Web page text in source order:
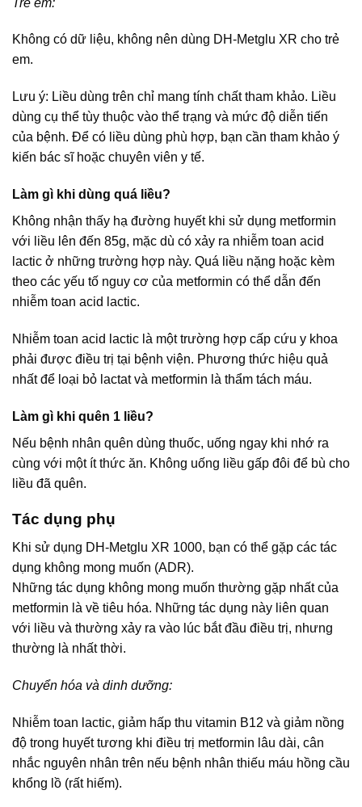
Không có dữ liệu, không nên dùng DH-Metglu XR cho trẻ
em.
Lưu ý: Liều dùng trên chỉ mang tính chất tham khảo. Liều
dùng cụ thể tùy thuộc vào thể trạng và mức độ diễn tiến
của bệnh. Để có liều dùng phù hợp, bạn cần tham khảo ý
kiến bác sĩ hoặc chuyên viên y tế.
Làm gì khi dùng quá liều?
Không nhận thấy hạ đường huyết khi sử dụng metformin
với liều lên đến 85g, mặc dù có xảy ra nhiễm toan acid
lactic ở những trường hợp này. Quá liều nặng hoặc kèm
theo các yếu tố nguy cơ của metformin có thể dẫn đến
nhiễm toan acid lactic.
Nhiễm toan acid lactic là một trường hợp cấp cứu y khoa
phải được điều trị tại bệnh viện. Phương thức hiệu quả
nhất để loại bỏ lactat và metformin là thẩm tách máu.
Làm gì khi quên 1 liều?
Nếu bệnh nhân quên dùng thuốc, uống ngay khi nhớ ra
cùng với một ít thức ăn. Không uống liều gấp đôi để bù cho
liều đã quên.
Tác dụng phụ
Khi sử dụng DH-Metglu XR 1000, bạn có thể gặp các tác
dụng không mong muốn (ADR).
Những tác dụng không mong muốn thường gặp nhất của
metformin là về tiêu hóa. Những tác dụng này liên quan
với liều và thường xảy ra vào lúc bắt đầu điều trị, nhưng
thường là nhất thời.
Chuyển hóa và dinh dưỡng:
Nhiễm toan lactic, giảm hấp thu vitamin B12 và giảm nồng
độ trong huyết tương khi điều trị metformin lâu dài, cân
nhắc nguyên nhân trên nếu bệnh nhân thiếu máu hồng cầu
khổng lồ (rất hiếm).